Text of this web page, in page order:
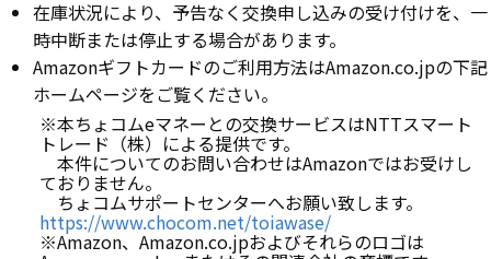
在庫状況により、予告なく交換申し込みの受け付けを、一
時中断または停止する場合があります。
Amazonギフトカードのご利用方法はAmazon.co.jpの下記
ホームページをご覧ください。
※本ちょコムeマネーとの交換サービスはNTTスマート
トレード（株）による提供です。
本件についてのお問い合わせはAmazonではお受けし
ておりません。
ちょコムサポートセンターへお願い致します。
https://www.chocom.net/toiawase/
※Amazon、Amazon.co.jpおよびそれらのロゴは